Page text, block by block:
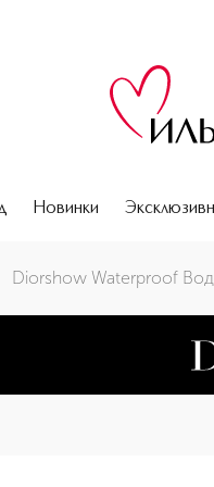
Новинки
Diorshow Waterproof